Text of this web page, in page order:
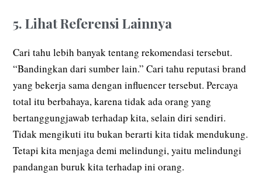
5. Lihat Referensi Lainnya
Cari tahu lebih banyak tentang rekomendasi tersebut.
“Bandingkan dari sumber lain.” Cari tahu reputasi brand
yang bekerja sama dengan influencer tersebut. Percaya
total itu berbahaya, karena tidak ada orang yang
bertanggungjawab terhadap kita, selain diri sendiri.
Tidak mengikuti itu bukan berarti kita tidak mendukung.
Tetapi kita menjaga demi melindungi, yaitu melindungi
pandangan buruk kita terhadap ini orang.